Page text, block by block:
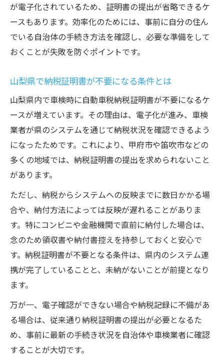
が電子化されているため、証明書の提出が省略できるケ
ースもあります。効率化のためには、事前に自分の住ん
でいる自治体の手続き方法を確認し、必要な準備をして
おくことが失敗を防ぐポイントです。
山梨県で納税証明書が不要になる条件とは
山梨県内で車検時に自動車税納税証明書が不要になるケ
ースが増えています。その理由は、電子化が進み、車検
業者が県のシステムを通じて納税状況を確認できるよう
になったためです。これにより、甲府市や笛吹市などの
多くの地域では、納税証明書の提出を求められないこと
があります。
ただし、納税からシステムへの反映までに数日かかる場
合や、納付方法によっては反映が遅れることがありま
す。特にコンビニや金融機関で直前に納付した場合は、
念のため領収書や納付書控えを持参しておくと安心で
す。納税証明書が不要となる条件は、県内のシステム連
携が完了していることと、未納がないことが前提となり
ます。
万が一、電子確認ができない場合や納税記録に不備があ
る場合は、従来通り納税証明書の提出が必要となるた
め、事前に最新の手続き状況を自治体や車検業者に確認
することが大切です。